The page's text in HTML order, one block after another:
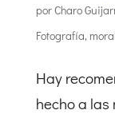
porCharo
Fotografía, moral
Hay
hecho a las